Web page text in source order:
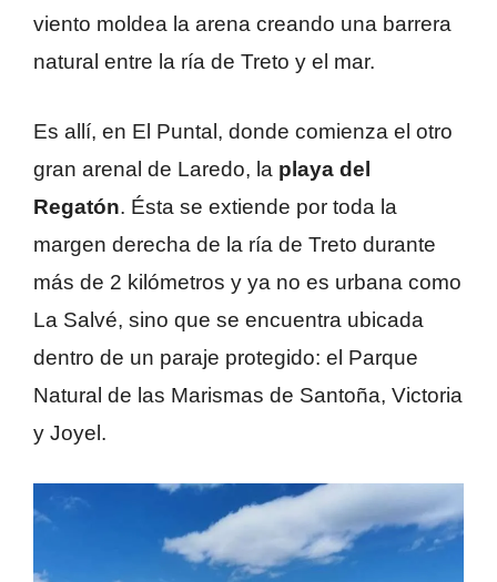
viento moldea la arena creando una barrera
natural entre la ría de Treto y el mar.
Es allí, en El Puntal, donde comienza el otro
gran arenal de Laredo, la playa del
Regatón. Ésta se extiende por toda la
margen derecha de la ría de Treto durante
más de 2 kilómetros y ya no es urbana como
La Salvé, sino que se encuentra ubicada
dentro de un paraje protegido: el Parque
Natural de las Marismas de Santoña, Victoria
y Joyel.